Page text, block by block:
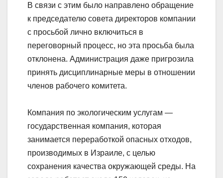
В связи с этим было направлено обращение
к председателю совета директоров компании
с просьбой лично включиться в
переговорный процесс, но эта просьба была
отклонена. Администрация даже пригрозила
принять дисциплинарные меры в отношении
членов рабочего комитета.
Компания по экологическим услугам —
государственная компания, которая
занимается переработкой опасных отходов,
производимых в Израиле, с целью
сохранения качества окружающей среды. На